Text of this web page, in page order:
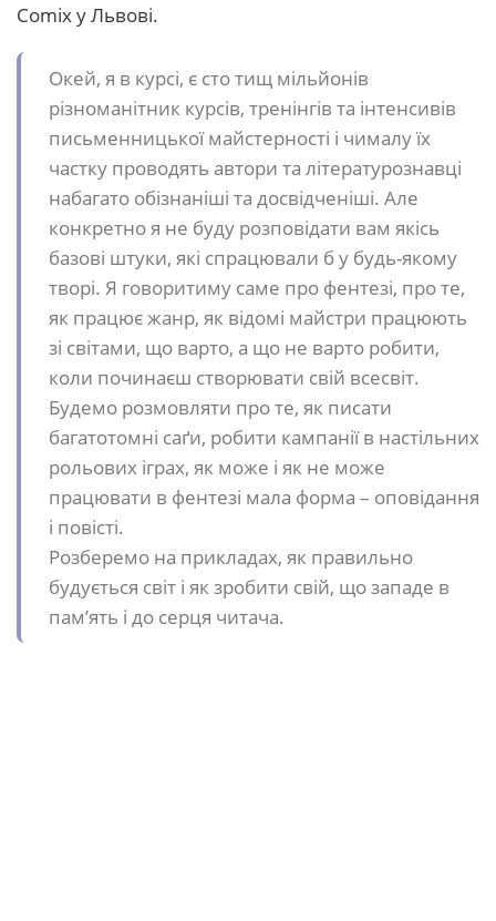
Comix у Львові.
Окей, я в курсі, є сто тищ мільйонів
різноманітник курсів, тренінгів та інтенсивів
письменницької майстерності і чималу їх
частку проводять автори та літературознавці
набагато обізнаніші та досвідченіші. Але
конкретно я не буду розповідати вам якісь
базові штуки, які спрацювали б у будь-якому
творі. Я говоритиму саме про фентезі, про те,
як працює жанр, як відомі майстри працюють
зі світами, що варто, а що не варто робити,
коли починаєш створювати свій всесвіт.
Будемо розмовляти про те, як писати
багатотомні саґи, робити кампанії в настільних
рольових іграх, як може і як не може
працювати в фентезі мала форма – оповідання
і повісті.
Розберемо на прикладах, як правильно
будується світ і як зробити свій, що западе в
пам’ять і до серця читача.